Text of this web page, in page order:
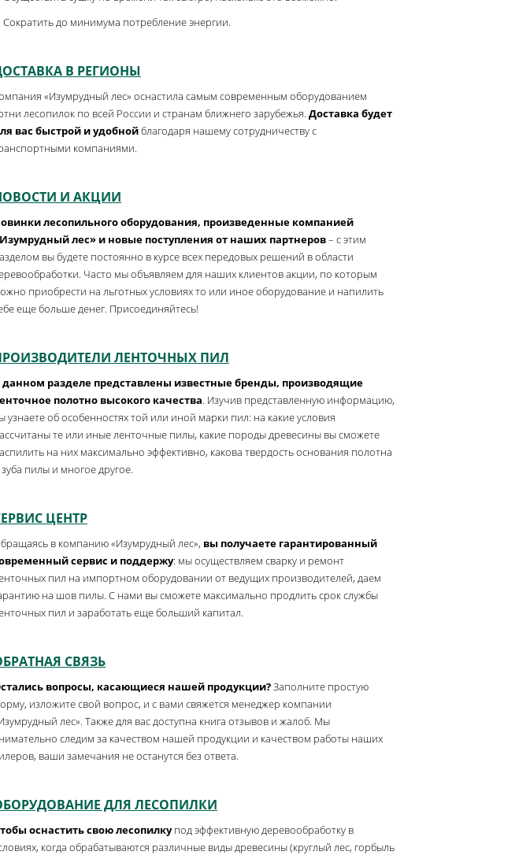
Сократить до минимума потребление энергии.
В РЕГИОНЫ
«Изумрудный лес» оснастила самым современным оборудованием
лесопилок по всей России и странам ближнего зарубежья. Доставка будет
вас быстрой и удобнойблагодаря нашему сотрудничеству с
компаниями.
И АКЦИИ
лесопильного оборудования, произведенные компанией
лес» и новые поступления от наших партнеров– с этим
вы будете постоянно в курсе всех передовых решений в области
Часто мы объявляем для наших клиентов акции, по которым
приобрести на льготных условиях то или иное оборудование и напилить
еще больше денег. Присоединяйтесь!
ЛЕНТОЧНЫХ ПИЛ
данном разделе представлены известные бренды, производящие
полотно высокого качества. Изучив представленную информацию,
узнаете об особенностях той или иной марки пил: на какие условия
те или иные ленточные пилы, какие породы древесины вы сможете
на них максимально эффективно, какова твердость основания полотна
пилы и многое другое.
ЦЕНТР
в компанию «Изумрудный лес», вы получаете гарантированный
сервис и поддержу: мы осуществляем сварку и ремонт
пил на импортном оборудовании от ведущих производителей, даем
на шов пилы. С нами вы сможете максимально продлить срок службы
пил и заработать еще больший капитал.
СВЯЗЬ
вопросы, касающиеся нашей продукции?Заполните простую
изложите свой вопрос, и с вами свяжется менеджер компании
лес». Также для вас доступна книга отзывов и жалоб. Мы
следим за качеством нашей продукции и качеством работы наших
ваши замечания не останутся без ответа.
ДЛЯ ЛЕСОПИЛКИ
оснастить свою лесопилкупод эффективную деревообработку в
когда обрабатываются различные виды древесины (круглый лес, горбыль